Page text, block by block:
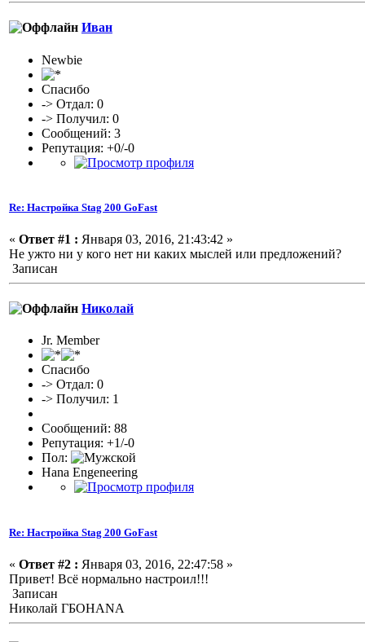
Иван
Newbie
Спасибо
-> Отдал: 0
-> Получил: 0
Сообщений: 3
Репутация: +0/-0
Re: Настройка Stag 200 GoFast
« Ответ #1 : Января 03, 2016, 21:43:42 »
Не ужто ни у кого нет ни каких мыслей или предложений?
Записан
Николай
Jr. Member
Спасибо
-> Отдал: 0
-> Получил: 1
Сообщений: 88
Репутация: +1/-0
Пол:
Hana Engeneering
Re: Настройка Stag 200 GoFast
« Ответ #2 : Января 03, 2016, 22:47:58 »
Привет! Всё нормально настроил!!!
Записан
Николай ГБОHANA